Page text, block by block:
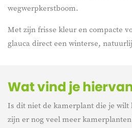
Wat vind je
Is dit niet de kamerplant die je wilt
zijn er nog veel meer
wegwerpkerstboom.
Met zijn frisse kleur en compacte
glauca direct een winterse,